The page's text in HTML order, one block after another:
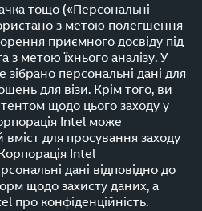
тощо («Персональні
з метою полегшення
приємного досвіду під
з метою їхнього аналізу. У
зібрано персональні дані для
для візи. Крім того, ви
щодо цього заходу у
Intel може
для просування заходу
Intel
дані відповідно до
щодо захисту даних, а
про конфіденційність.